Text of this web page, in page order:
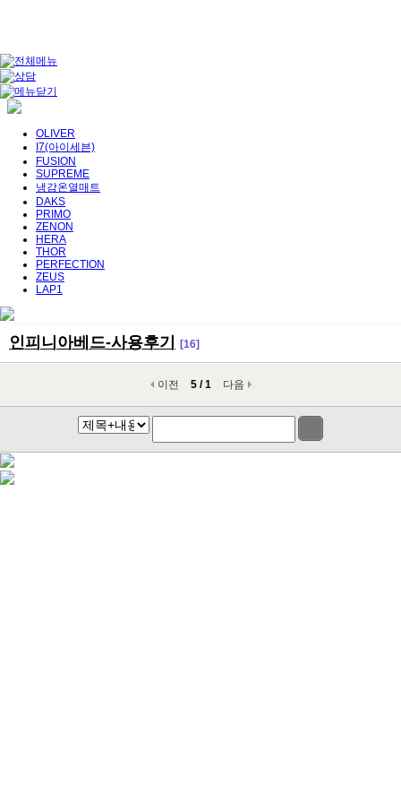
OLIVER
I7(아이세븐)
FUSION
SUPREME
냉감온열매트
DAKS
PRIMO
ZENON
HERA
THOR
PERFECTION
ZEUS
LAP1
인피니아베드-사용후기 [16]
이전 5 / 1 다음